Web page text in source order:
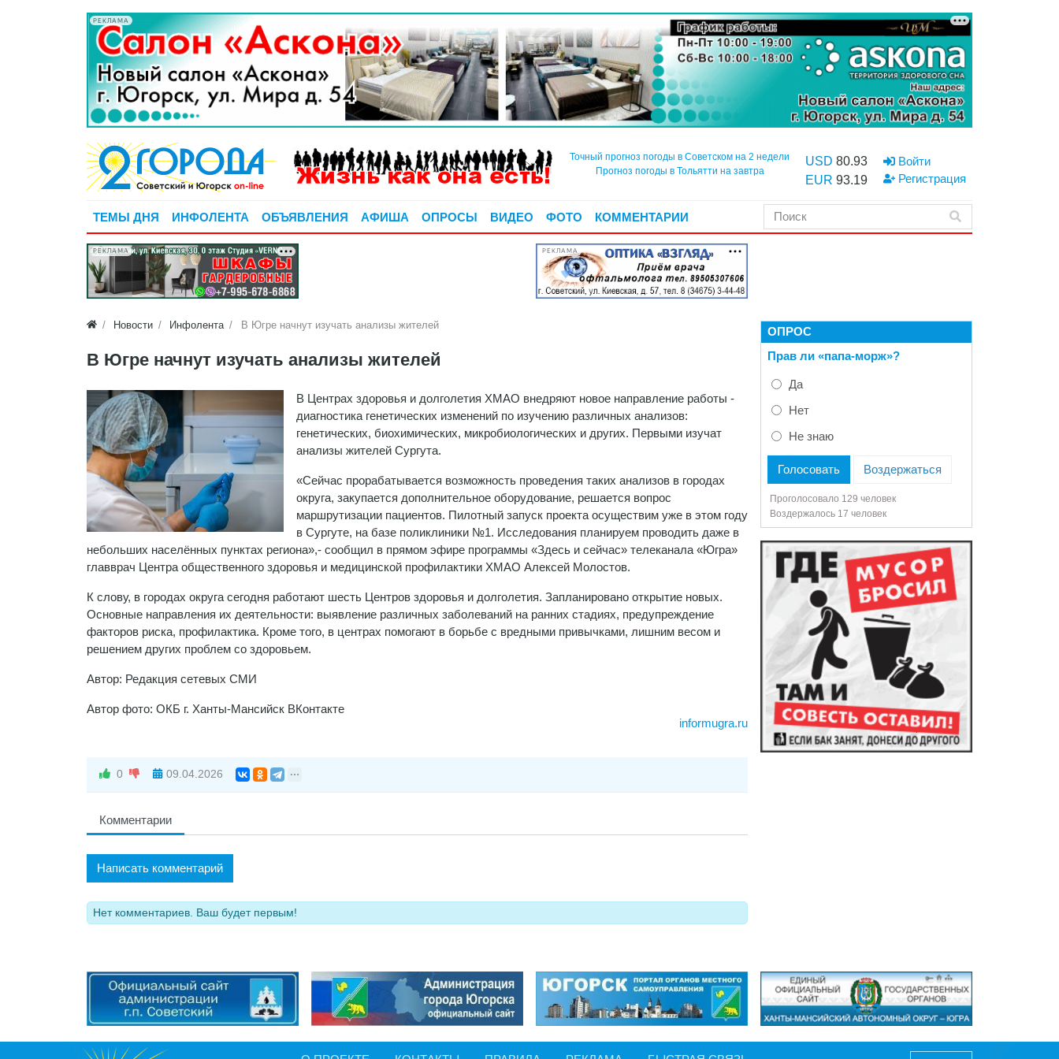
РЕКЛАМА
Точный прогноз погоды в Советском на 2 недели
Прогноз погоды в Тольятти на завтра
USD 80.93
EUR 93.19
Войти
Регистрация
ТЕМЫ ДНЯ ИНФОЛЕНТА ОБЪЯВЛЕНИЯ АФИША ОПРОСЫ ВИДЕО ФОТО КОММЕНТАРИИ
РЕКЛАМА РЕКЛАМА
Новости Инфолента В Югре начнут изучать анализы жителей
В Югре начнут изучать анализы жителей
В Центрах здоровья и долголетия ХМАО внедряют новое направление работы -
диагностика генетических изменений по изучению различных анализов:
генетических, биохимических, микробиологических и других. Первыми изучат
анализы жителей Сургута.
«Сейчас прорабатывается возможность проведения таких анализов в городах
округа, закупается дополнительное оборудование, решается вопрос
маршрутизации пациентов. Пилотный запуск проекта осуществим уже в этом году
в Сургуте, на базе поликлиники №1. Исследования планируем проводить даже в
небольших населённых пунктах региона»,- сообщил в прямом эфире программы «Здесь и сейчас» телеканала «Югра»
главврач Центра общественного здоровья и медицинской профилактики ХМАО Алексей Молостов.
К слову, в городах округа сегодня работают шесть Центров здоровья и долголетия. Запланировано открытие новых.
Основные направления их деятельности: выявление различных заболеваний на ранних стадиях, предупреждение
факторов риска, профилактика. Кроме того, в центрах помогают в борьбе с вредными привычками, лишним весом и
решением других проблем со здоровьем.
Автор: Редакция сетевых СМИ
Автор фото: ОКБ г. Ханты-Мансийск ВКонтакте
informugra.ru
0 09.04.2026
Комментарии
Написать комментарий
Нет комментариев. Ваш будет первым!
ОПРОС
Прав ли «папа-морж»?
Да
Нет
Не знаю
Голосовать Воздержаться
Проголосовало 129 человек
Воздержалось 17 человек